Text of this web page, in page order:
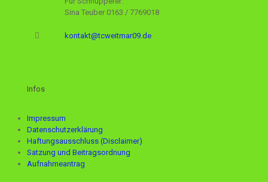
Sina Teuber 0163 / 7769018
kontakt@tcweitmar09.de
Infos
Impressum
Datenschutzerklärung
Haftungsausschluss (Disclaimer)
Satzung und Beitragsordnung
Aufnahmeantrag